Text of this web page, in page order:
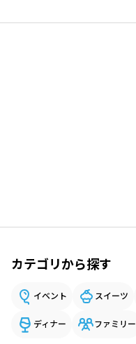
カテゴリから探す
イベント スイーツ
ディナー ファミリー